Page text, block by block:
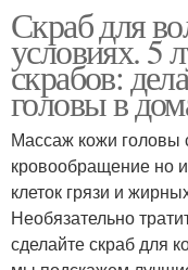
Скраб для
условиях. 5
скрабов:
головы в
Массаж кожи головы
кровообращение но
клеток грязи и
Необязательно
сделайте скраб для